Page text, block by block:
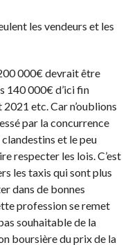
les vendeurs et les
000€ devrait être
140 000€ d’ici fin
etc. Car n’oublions
par la concurrence
et le peu
respecter les lois. C’est
les taxis qui sont plus
dans de bonnes
profession se remet
souhaitable de la
boursière du prix de la